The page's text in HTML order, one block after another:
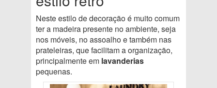
Neste estilo de decoração é muito comum
ter a madeira presente no ambiente, seja
nos móveis, no assoalho e também nas
prateleiras, que facilitam a organização,
principalmente em lavanderias
pequenas.